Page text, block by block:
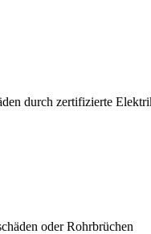
durch zertifizierte
oder Rohrbrüchen